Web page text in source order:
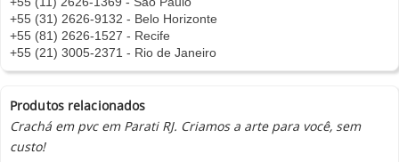
+55 (31) 2626-9132 - Belo Horizonte
+55 (81) 2626-1527 - Recife
+55 (21) 3005-2371 - Rio de Janeiro
Produtos relacionados
Crachá em pvc em Parati RJ. Criamos a arte para você, sem
custo!